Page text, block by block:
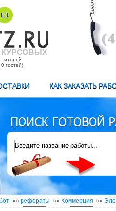
КУРСОВЫХ
гостей)
КАК ЗАКАЗАТЬ
»» рефераты »» Коммерция »»